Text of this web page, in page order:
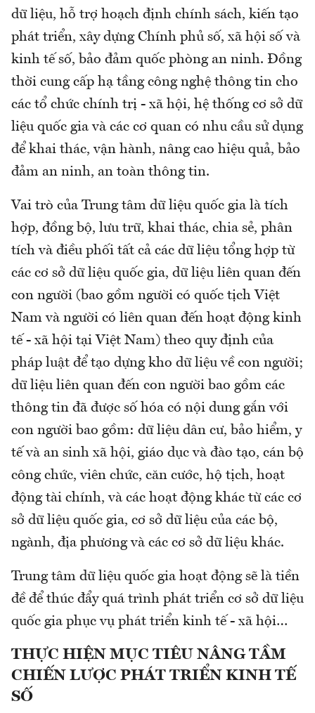
dữ liệu, hỗ trợ hoạch định chính sách, kiến tạo
phát triển, xây dựng Chính phủ số, xã hội số và
kinh tế số, bảo đảm quốc phòng an ninh. Đồng
thời cung cấp hạ tầng công nghệ thông tin cho
các tổ chức chính trị - xã hội, hệ thống cơ sở dữ
liệu quốc gia và các cơ quan có nhu cầu sử dụng
để khai thác, vận hành, nâng cao hiệu quả, bảo
đảm an ninh, an toàn thông tin.
Vai trò của Trung tâm dữ liệu quốc gia là tích
hợp, đồng bộ, lưu trữ, khai thác, chia sẻ, phân
tích và điều phối tất cả các dữ liệu tổng hợp từ
các cơ sở dữ liệu quốc gia, dữ liệu liên quan đến
con người (bao gồm người có quốc tịch Việt
Nam và người có liên quan đến hoạt động kinh
tế - xã hội tại Việt Nam) theo quy định của
pháp luật để tạo dựng kho dữ liệu về con người;
dữ liệu liên quan đến con người bao gồm các
thông tin đã được số hóa có nội dung gắn với
con người bao gồm: dữ liệu dân cư, bảo hiểm, y
tế và an sinh xã hội, giáo dục và đào tạo, cán bộ
công chức, viên chức, căn cước, hộ tịch, hoạt
động tài chính, và các hoạt động khác từ các cơ
sở dữ liệu quốc gia, cơ sở dữ liệu của các bộ,
ngành, địa phương và các cơ sở dữ liệu khác.
Trung tâm dữ liệu quốc gia hoạt động sẽ là tiền
đề để thúc đẩy quá trình phát triển cơ sở dữ liệu
quốc gia phục vụ phát triển kinh tế - xã hội…
THỰC HIỆN MỤC TIÊU NÂNG TẦM
CHIẾN LƯỢC PHÁT TRIỂN KINH TẾ
SỐ